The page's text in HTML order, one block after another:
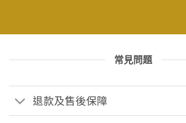
常見問題
退款及售後保障